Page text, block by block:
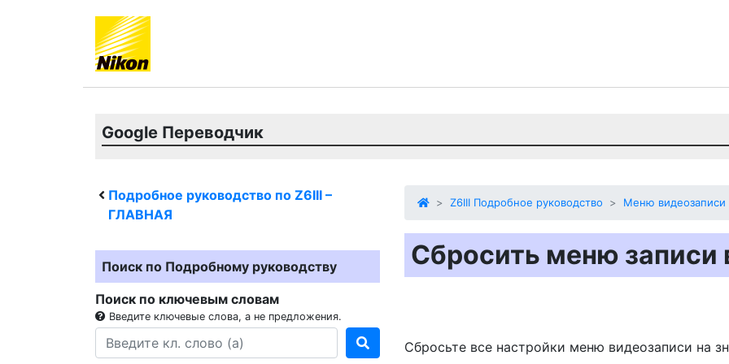
Google Переводчик
Подробное руководство по Z6III –
ГЛАВНАЯ
Поиск по Подробному руководству
Поиск по ключевым словам
Введите ключевые слова, а не предложения.
Z6III Подробное руководство Меню видеозаписи
Сбросить меню записи
Сбросьте все настройки меню видеозаписи на